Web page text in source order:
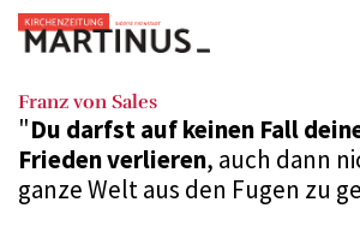
Franz von Sales
"Du darfst auf keinen Fall
Frieden verlieren, auch dann
ganze Welt aus den Fugen zu